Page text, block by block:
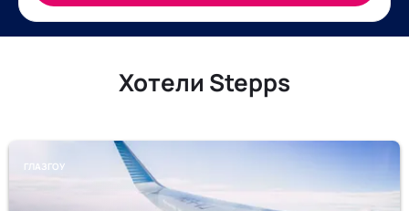
Хотели Stepps
ГЛАЗГОУ